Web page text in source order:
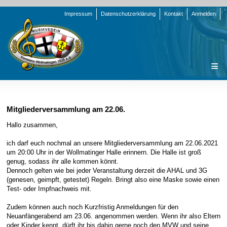
Navigation
Impressum Datenschutzerklärung Kontakt Anmelden
Verein
Vorstand
Team Jugend
Funktionsträger
Satzung/Ordnungen
Formulare
Orchester
Stammorchester
Jugendkapelle
Instrumenten-Serie
Nachrichten
Startseite
Stammorchester
Jugendkapelle
Interne Infos
Newsletter
Termine
Presse
Jahr 2000 - 2004
Jahr 2005 - 2009
Jahr 2010 - 2014
Geschichte
Bilder
Stammorchester
Chronik
Sponsoren
Mitgliederversammlung am 22.06.
Hallo zusammen,
ich darf euch nochmal an unsere Mitgliederversammlung am 22.06.2021
um 20:00 Uhr in der Wollmatinger Halle erinnern. Die Halle ist groß
genug, sodass ihr alle kommen könnt.
Dennoch gelten wie bei jeder Veranstaltung derzeit die AHAL und 3G
(genesen, geimpft, getestet) Regeln. Bringt also eine Maske sowie einen
Test- oder Impfnachweis mit.
Zudem können auch noch Kurzfristig Anmeldungen für den
Neuanfängerabend am 23.06. angenommen werden. Wenn ihr also Eltern
oder Kinder kennt, dürft ihr bis dahin gerne noch den MVW und seine